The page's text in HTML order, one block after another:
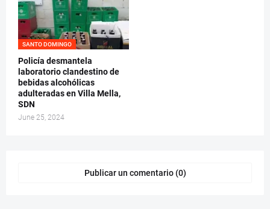
SANTO DOMINGO
Policía desmantela
laboratorio clandestino de
bebidas alcohólicas
adulteradas en Villa Mella,
SDN
June 25, 2024
Publicar un comentario (0)